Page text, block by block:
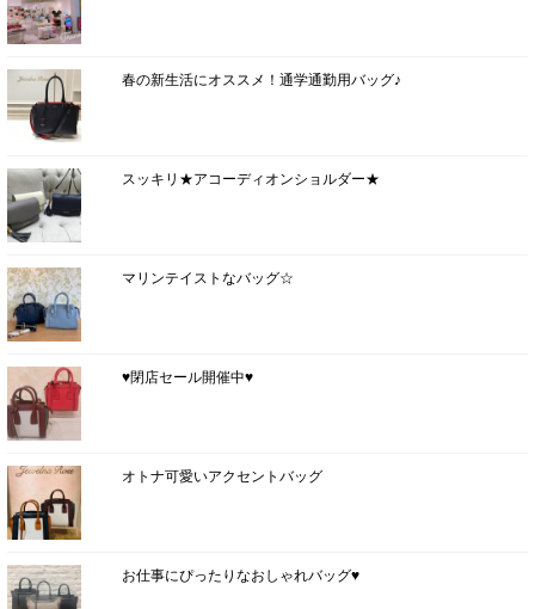
春の新生活にオススメ！通学通勤用バッグ♪
スッキリ★アコーディオンショルダー★
マリンテイストなバッグ☆
♥閉店セール開催中♥
オトナ可愛いアクセントバッグ
お仕事にぴったりなおしゃれバッグ♥